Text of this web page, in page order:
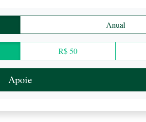
Anual
R$ 50
Apoie